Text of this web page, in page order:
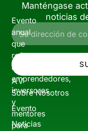
Evento
anual
que
reúne
a
emprendedores,
inversores
y
mentores
para
Manténgase
noticias
AV
Sobre Nosotros
Evento
Noticias